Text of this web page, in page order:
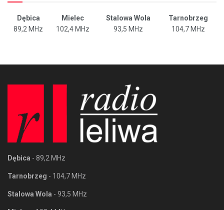
Dębica Mielec Stalowa Wola
Tarnobrzeg
89,2 MHz
102,4 MHz 93,5 MHz 104,7 MHz
Dębica - 89,2 MHz
Tarnobrzeg - 104,7 MHz
Stalowa Wola - 93,5 MHz